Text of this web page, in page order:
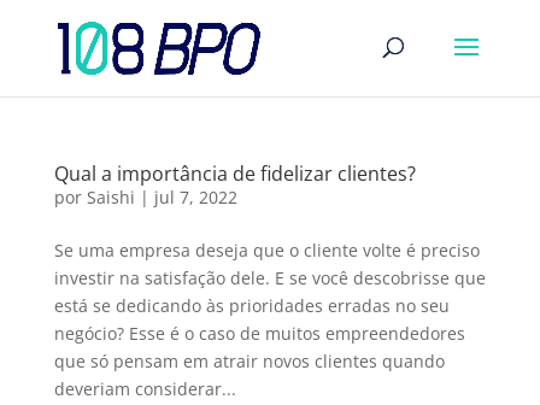
Qual a importância de fidelizar clientes?
por Saishi | jul 7, 2022
Se uma empresa deseja que o cliente volte é preciso
investir na satisfação dele. E se você descobrisse que
está se dedicando às prioridades erradas no seu
negócio? Esse é o caso de muitos empreendedores
que só pensam em atrair novos clientes quando
deveriam considerar...